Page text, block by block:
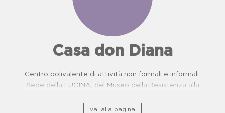
Casa don Diana
Centro polivalente di attività non formali e informali.
Sede della FUCINA, del Museo della Resistenza alla
Oncologiche. Proposte didattiche per scuole.
vai alla pagina